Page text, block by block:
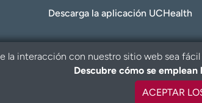
Descarga la aplicación UCHealth
la interacción con nuestro sitio web sea
Descubre cómo se
ACEPTAR